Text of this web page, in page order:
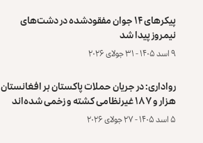
پیکرهای ۱۴ جوان مفقودشده در دشت‌های
نیمروز پیدا شد
۹ اسد ۱۴۰۵ - ۳۱ جولای ۲۰۲۶
رواداری: در جریان حملات پاکستان بر افغانستان
هزار و ۱۸۷ غیرنظامی کشته و زخمی شده‌اند
۵ اسد ۱۴۰۵ - ۲۷ جولای ۲۰۲۶